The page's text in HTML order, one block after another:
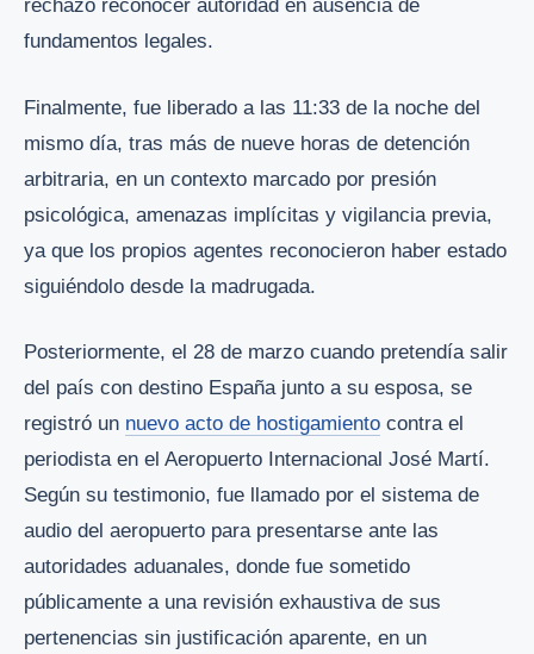
rechazó reconocer autoridad en ausencia de
fundamentos legales.
Finalmente, fue liberado a las 11:33 de la noche del
mismo día, tras más de nueve horas de detención
arbitraria, en un contexto marcado por presión
psicológica, amenazas implícitas y vigilancia previa,
ya que los propios agentes reconocieron haber estado
siguiéndolo desde la madrugada.
Posteriormente, el 28 de marzo cuando pretendía salir
del país con destino España junto a su esposa, se
registró un nuevo acto de hostigamiento contra el
periodista en el Aeropuerto Internacional José Martí.
Según su testimonio, fue llamado por el sistema de
audio del aeropuerto para presentarse ante las
autoridades aduanales, donde fue sometido
públicamente a una revisión exhaustiva de sus
pertenencias sin justificación aparente, en un